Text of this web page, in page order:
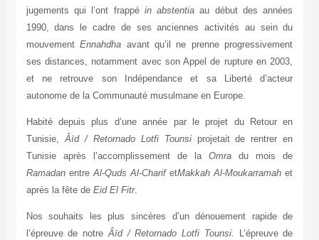
jugements qui l’ont frappé in abstentia au début des années
1990, dans le cadre de ses anciennes activités au sein du
mouvementEnnahdha avant qu’il ne prenne progressivement
ses distances, notamment avec son Appel de rupture en 2003,
et ne retrouve son Indépendance et sa Liberté d’acteur
autonome de la Communauté musulmane en Europe.
Habité depuis plus d’une année par le projet du Retour en
Tunisie,Âïd / Retornado Lotfi Tounsiprojetait de rentrer en
Tunisie après l’accomplissement de laOmra du mois de
RamadanentreAl-Quds Al-CharifetMakkah Al-Moukarramah et
après la fête de Eid El Fitr.
Nos souhaits les plus sincères d’un dénouement rapide de
l’épreuve de notreÂïd / Retornado Lotfi Tounsi. L’épreuve de